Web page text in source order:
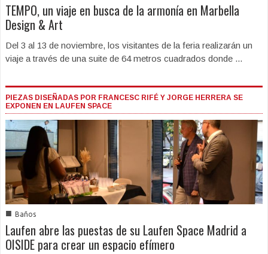
TEMPO, un viaje en busca de la armonía en Marbella
Design & Art
Del 3 al 13 de noviembre, los visitantes de la feria realizarán un
viaje a través de una suite de 64 metros cuadrados donde ...
PIEZAS DISEÑADAS POR FRANCESC RIFÉ Y JORGE HERRERA SE
EXPONEN EN LAUFEN SPACE
■ Baños
Laufen abre las puestas de su Laufen Space Madrid a
OISIDE para crear un espacio efímero